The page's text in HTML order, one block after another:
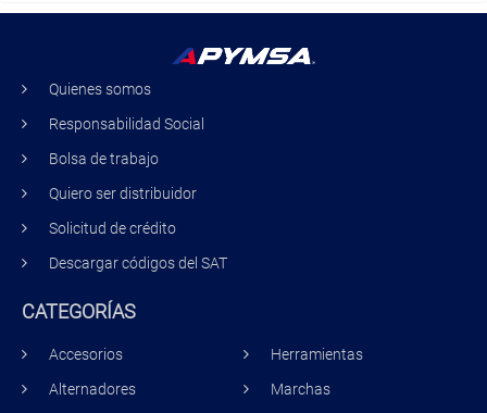
Quienes somos
Responsabilidad Social
Bolsa de trabajo
Quiero ser distribuidor
Solicitud de crédito
Descargar códigos del SAT
CATEGORÍAS
Accesorios
Alternadores
Herramientas
Marchas